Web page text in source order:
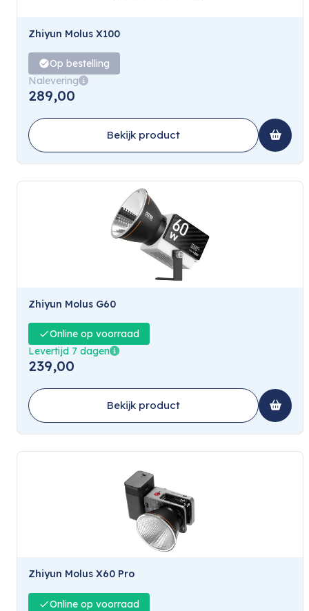
Zhiyun Molus X100
Op bestelling
Nalevering
289,00
Bekijk product
Zhiyun Molus G60
Online op voorraad
Levertijd 7 dagen
239,00
Bekijk product
Zhiyun Molus X60 Pro
Online op voorraad